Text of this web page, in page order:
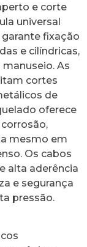
e corte
universal
fixação
e cilíndricas,
As
cortes
de
oferece
mesmo em
Os cabos
alta aderência
e segurança
pressão.